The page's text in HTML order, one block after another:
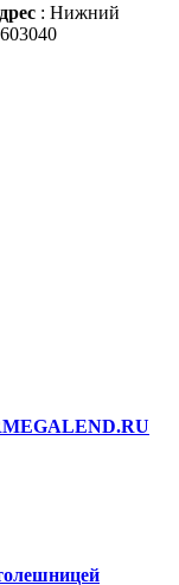
: Нижний